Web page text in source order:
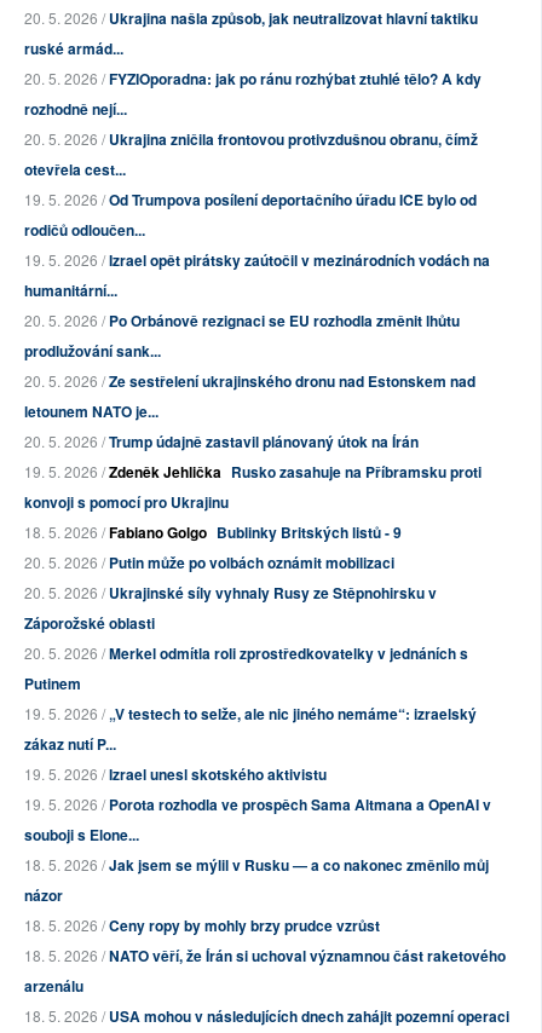
20. 5. 2026 /Ukrajina našla způsob, jak neutralizovat hlavní taktiku
ruské armád...
20. 5. 2026 /FYZIOporadna: jak po ránu rozhýbat ztuhlé tělo? A kdy
rozhodně nejí...
20. 5. 2026 /Ukrajina zničila frontovou protivzdušnou obranu, čímž
otevřela cest...
19. 5. 2026 /Od Trumpova posílení deportačního úřadu ICE bylo od
rodičů odloučen...
19. 5. 2026 /Izrael opět pirátsky zaútočil v mezinárodních vodách na
humanitární...
20. 5. 2026 /Po Orbánově rezignaci se EU rozhodla změnit lhůtu
prodlužování sank...
20. 5. 2026 /Ze sestřelení ukrajinského dronu nad Estonskem nad
letounem NATO je...
20. 5. 2026 /Trump údajně zastavil plánovaný útok na Írán
19. 5. 2026 /Zdeněk Jehlička Rusko zasahuje na Příbramsku proti
konvoji s pomocí pro Ukrajinu
18. 5. 2026 /Fabiano Golgo Bublinky Britských listů - 9
20. 5. 2026 /Putin může po volbách oznámit mobilizaci
20. 5. 2026 /Ukrajinské síly vyhnaly Rusy ze Stěpnohirsku v
Záporožské oblasti
20. 5. 2026 /Merkel odmítla roli zprostředkovatelky v jednáních s
Putinem
19. 5. 2026 /„V testech to selže, ale nic jiného nemáme“: izraelský
zákaz nutí P...
19. 5. 2026 /Izrael unesl skotského aktivistu
19. 5. 2026 /Porota rozhodla ve prospěch Sama Altmana a OpenAI v
souboji s Elone...
18. 5. 2026 /Jak jsem se mýlil v Rusku — a co nakonec změnilo můj
názor
18. 5. 2026 /Ceny ropy by mohly brzy prudce vzrůst
18. 5. 2026 /NATO věří, že Írán si uchoval významnou část raketového
arzenálu
18. 5. 2026 /USA mohou v následujících dnech zahájit pozemní operaci